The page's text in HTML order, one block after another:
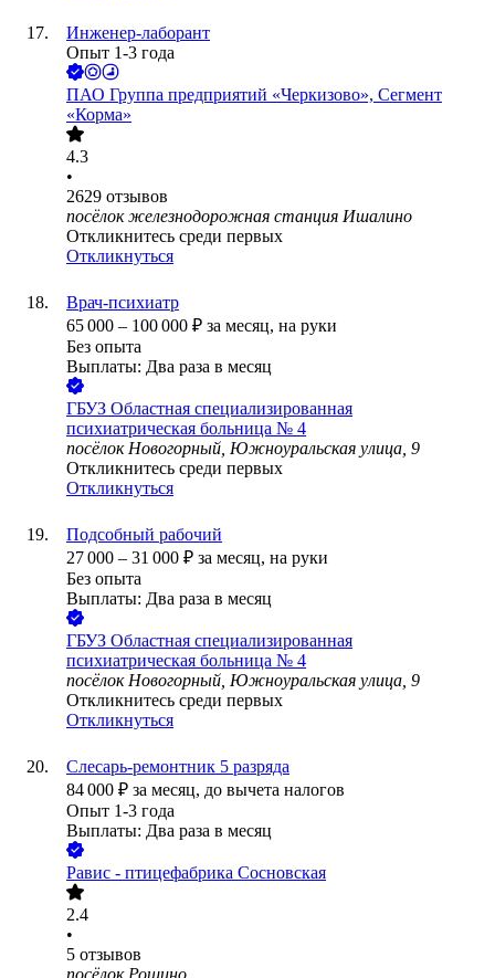
Инженер-лаборант
Опыт 1-3 года
ПАО Группа предприятий «Черкизово», Сегмент
«Корма»
4.3
•
2629 отзывов
посёлок железнодорожная станция Ишалино
Откликнитесь среди первых
Откликнуться
Врач-психиатр
65 000 – 100 000 ₽ за месяц, на руки
Без опыта
Выплаты: Два раза в месяц
ГБУЗ Областная специализированная
психиатрическая больница № 4
посёлок Новогорный, Южноуральская улица, 9
Откликнитесь среди первых
Откликнуться
Подсобный рабочий
27 000 – 31 000 ₽ за месяц, на руки
Без опыта
Выплаты: Два раза в месяц
ГБУЗ Областная специализированная
психиатрическая больница № 4
посёлок Новогорный, Южноуральская улица, 9
Откликнитесь среди первых
Откликнуться
Слесарь-ремонтник 5 разряда
84 000 ₽ за месяц, до вычета налогов
Опыт 1-3 года
Выплаты: Два раза в месяц
Равис - птицефабрика Сосновская
2.4
•
5 отзывов